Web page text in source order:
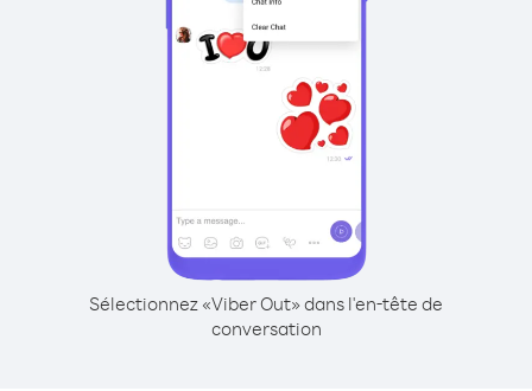
Sélectionnez «Viber Out» dans l'en-tête de
conversation